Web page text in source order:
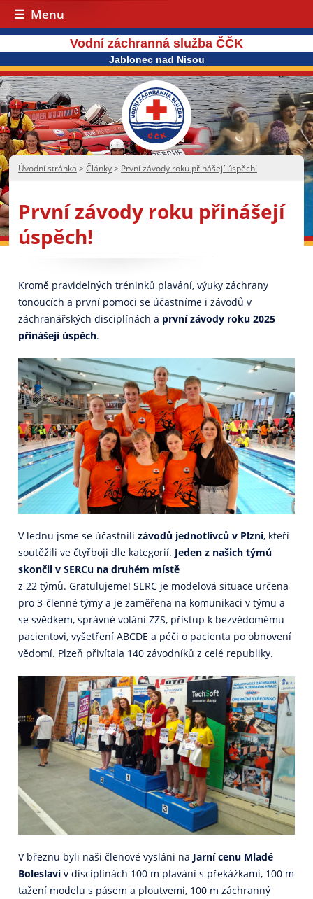
Menu
Vodní záchranná služba ČČK
Jablonec nad Nisou
Úvodní stránka >Články> První závody roku přinášejí úspěch!
První závody roku přinášejí
úspěch!
Kromě pravidelných tréninků plavání, výuky záchrany
tonoucích a první pomoci se účastníme i závodů v
záchranářských disciplínách a první závody roku 2025
přinášejí úspěch.
V lednu jsme se účastnilizávodů jednotlivců v Plzni, kteří
soutěžili ve čtyřboji dle kategorií. Jeden z našich týmů
skončil v SERCu na druhém místě
z 22 týmů.Gratulujeme! SERC je modelová situace určena
pro 3-členné týmy a je zaměřena na komunikaci v týmu a
se svědkem, správné volání ZZS, přístup k bezvědomému
pacientovi, vyšetření ABCDE a péči o pacienta po obnovení
vědomí. Plzeň přivítala 140 závodníků z celé republiky.
V březnu byli naši členové vysláni na Jarní cenu Mladé
Boleslavi v disciplínách 100 m plavání s překážkami, 100 m
tažení modelu s pásem a ploutvemi, 100 m záchranný